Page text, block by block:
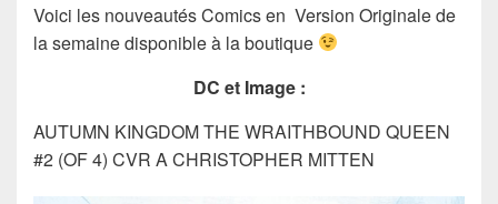
Voici les nouveautés Comics en Version Originale de
la semaine disponible à la boutique
DC et Image :
AUTUMN KINGDOM THE WRAITHBOUND QUEEN
#2 (OF 4) CVR A CHRISTOPHER MITTEN